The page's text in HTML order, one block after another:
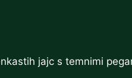
jajc s temnimi